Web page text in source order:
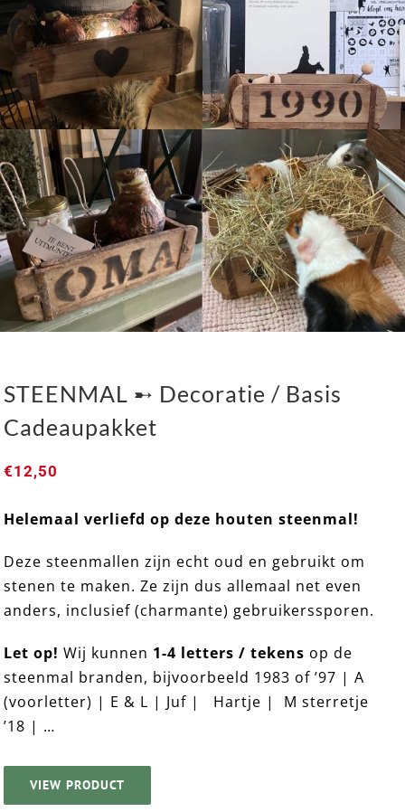
STEENMAL ➸ Decoratie / Basis
Cadeaupakket
€12,50
Helemaal verliefd op deze houten steenmal!
Deze steenmallen zijn echt oud en gebruikt om
stenen te maken. Ze zijn dus allemaal net even
anders, inclusief (charmante) gebruikerssporen.
Let op!Wij kunnen 1-4 letters / tekens op de
steenmal branden, bijvoorbeeld 1983 of ’97 | A
(voorletter) | E & L | Juf | Hartje | M sterretje
’18 | …
VIEW PRODUCT